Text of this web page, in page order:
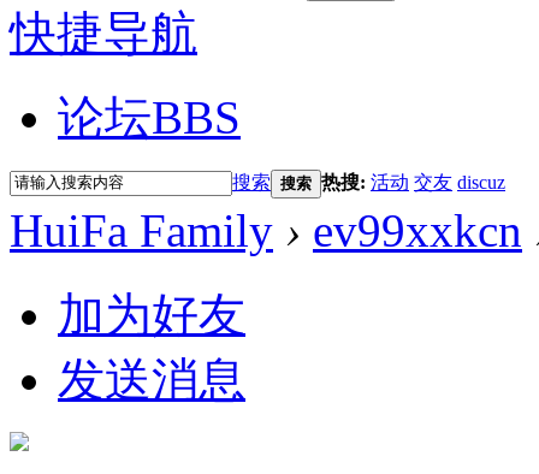
快捷导航
论坛BBS
搜索 搜索 热搜: 活动 交友 discuz
HuiFa Family › ev99xxkcn
加为好友
发送消息